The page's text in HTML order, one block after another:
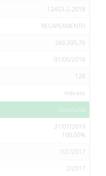
12453-2-2018
RECAPEAMENTO
266.395,76
01/06/2018
120
Indireto
Concluída
31/07/2019
100,00%
101/2017
2/2017